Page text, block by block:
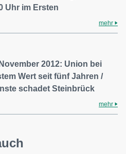
Uhr im Ersten
mehr
2012: Union bei
Wert seit fünf Jahren /
schadet Steinbrück
mehr